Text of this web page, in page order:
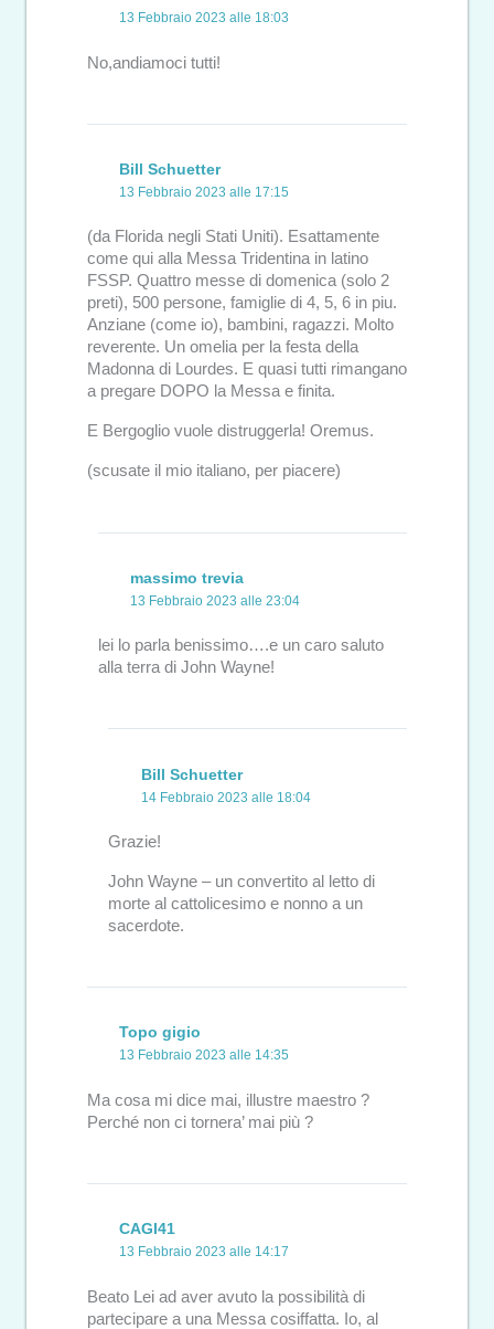
13 Febbraio 2023 alle 18:03
No,andiamoci tutti!
Bill Schuetter
13 Febbraio 2023 alle 17:15
(da Florida negli Stati Uniti). Esattamente
come qui alla Messa Tridentina in latino
FSSP. Quattro messe di domenica (solo 2
preti), 500 persone, famiglie di 4, 5, 6 in piu.
Anziane (come io), bambini, ragazzi. Molto
reverente. Un omelia per la festa della
Madonna di Lourdes. E quasi tutti rimangano
a pregare DOPO la Messa e finita.
E Bergoglio vuole distruggerla! Oremus.
(scusate il mio italiano, per piacere)
massimo trevia
13 Febbraio 2023 alle 23:04
lei lo parla benissimo….e un caro saluto
alla terra di John Wayne!
Bill Schuetter
14 Febbraio 2023 alle 18:04
Grazie!
John Wayne – un convertito al letto di
morte al cattolicesimo e nonno a un
sacerdote.
Topo gigio
13 Febbraio 2023 alle 14:35
Ma cosa mi dice mai, illustre maestro ?
Perché non ci tornera’ mai più ?
CAGI41
13 Febbraio 2023 alle 14:17
Beato Lei ad aver avuto la possibilità di
partecipare a una Messa cosiffatta. Io, al